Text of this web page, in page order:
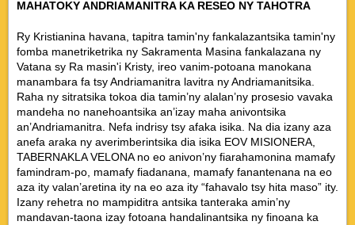
MAHATOKY ANDRIAMANITRA KA RESEO NY TAHOTRA
Ry Kristianina havana, tapitra tamin'ny fankalazantsika tamin'ny
fomba manetriketrika ny Sakramenta Masina fankalazana ny
Vatana sy Ra masin'i Kristy, ireo vanim-potoana manokana
manambara fa tsy Andriamanitra lavitra ny Andriamanitsika.
Raha ny sitratsika tokoa dia tamin’ny alalan’ny prosesio vavaka
mandeha no nanehoantsika an’izay maha anivontsika
an’Andriamanitra. Nefa indrisy tsy afaka isika. Na dia izany aza
anefa araka ny averimberintsika dia isika EOV MISIONERA,
TABERNAKLA VELONA no eo anivon’ny fiarahamonina mamafy
famindram-po, mamafy fiadanana, mamafy fanantenana na eo
aza ity valan’aretina ity na eo aza ity “fahavalo tsy hita maso” ity.
Izany rehetra no mampiditra antsika tanteraka amin’ny
mandavan-taona izay fotoana handalinantsika ny finoana ka